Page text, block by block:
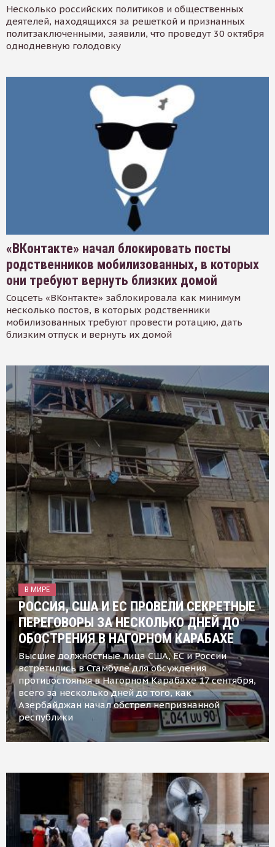
Несколько российских политиков и общественных
деятелей, находящихся за решеткой и признанных
политзаключенными, заявили, что проведут 30 октября
однодневную голодовку
«ВКонтакте» начал блокировать посты
родственников мобилизованных, в которых
они требуют вернуть близких домой
Соцсеть «ВКонтакте» заблокировала как минимум
несколько постов, в которых родственники
мобилизованных требуют провести ротацию, дать
близким отпуск и вернуть их домой
В МИРЕ
РОССИЯ, США И ЕС ПРОВЕЛИ СЕКРЕТНЫЕ
ПЕРЕГОВОРЫ ЗА НЕСКОЛЬКО ДНЕЙ ДО
ОБОСТРЕНИЯ В НАГОРНОМ КАРАБАХЕ
Высшие должностные лица США, ЕС и России
встретились в Стамбуле для обсуждения
противостояния в Нагорном Карабахе 17 сентября,
всего за несколько дней до того, как
Азербайджан начал обстрел непризнанной
республики